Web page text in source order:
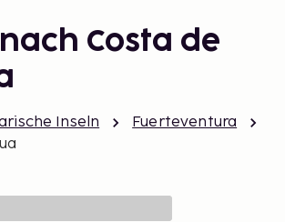
nach Costa de
Inseln
Fuerteventura